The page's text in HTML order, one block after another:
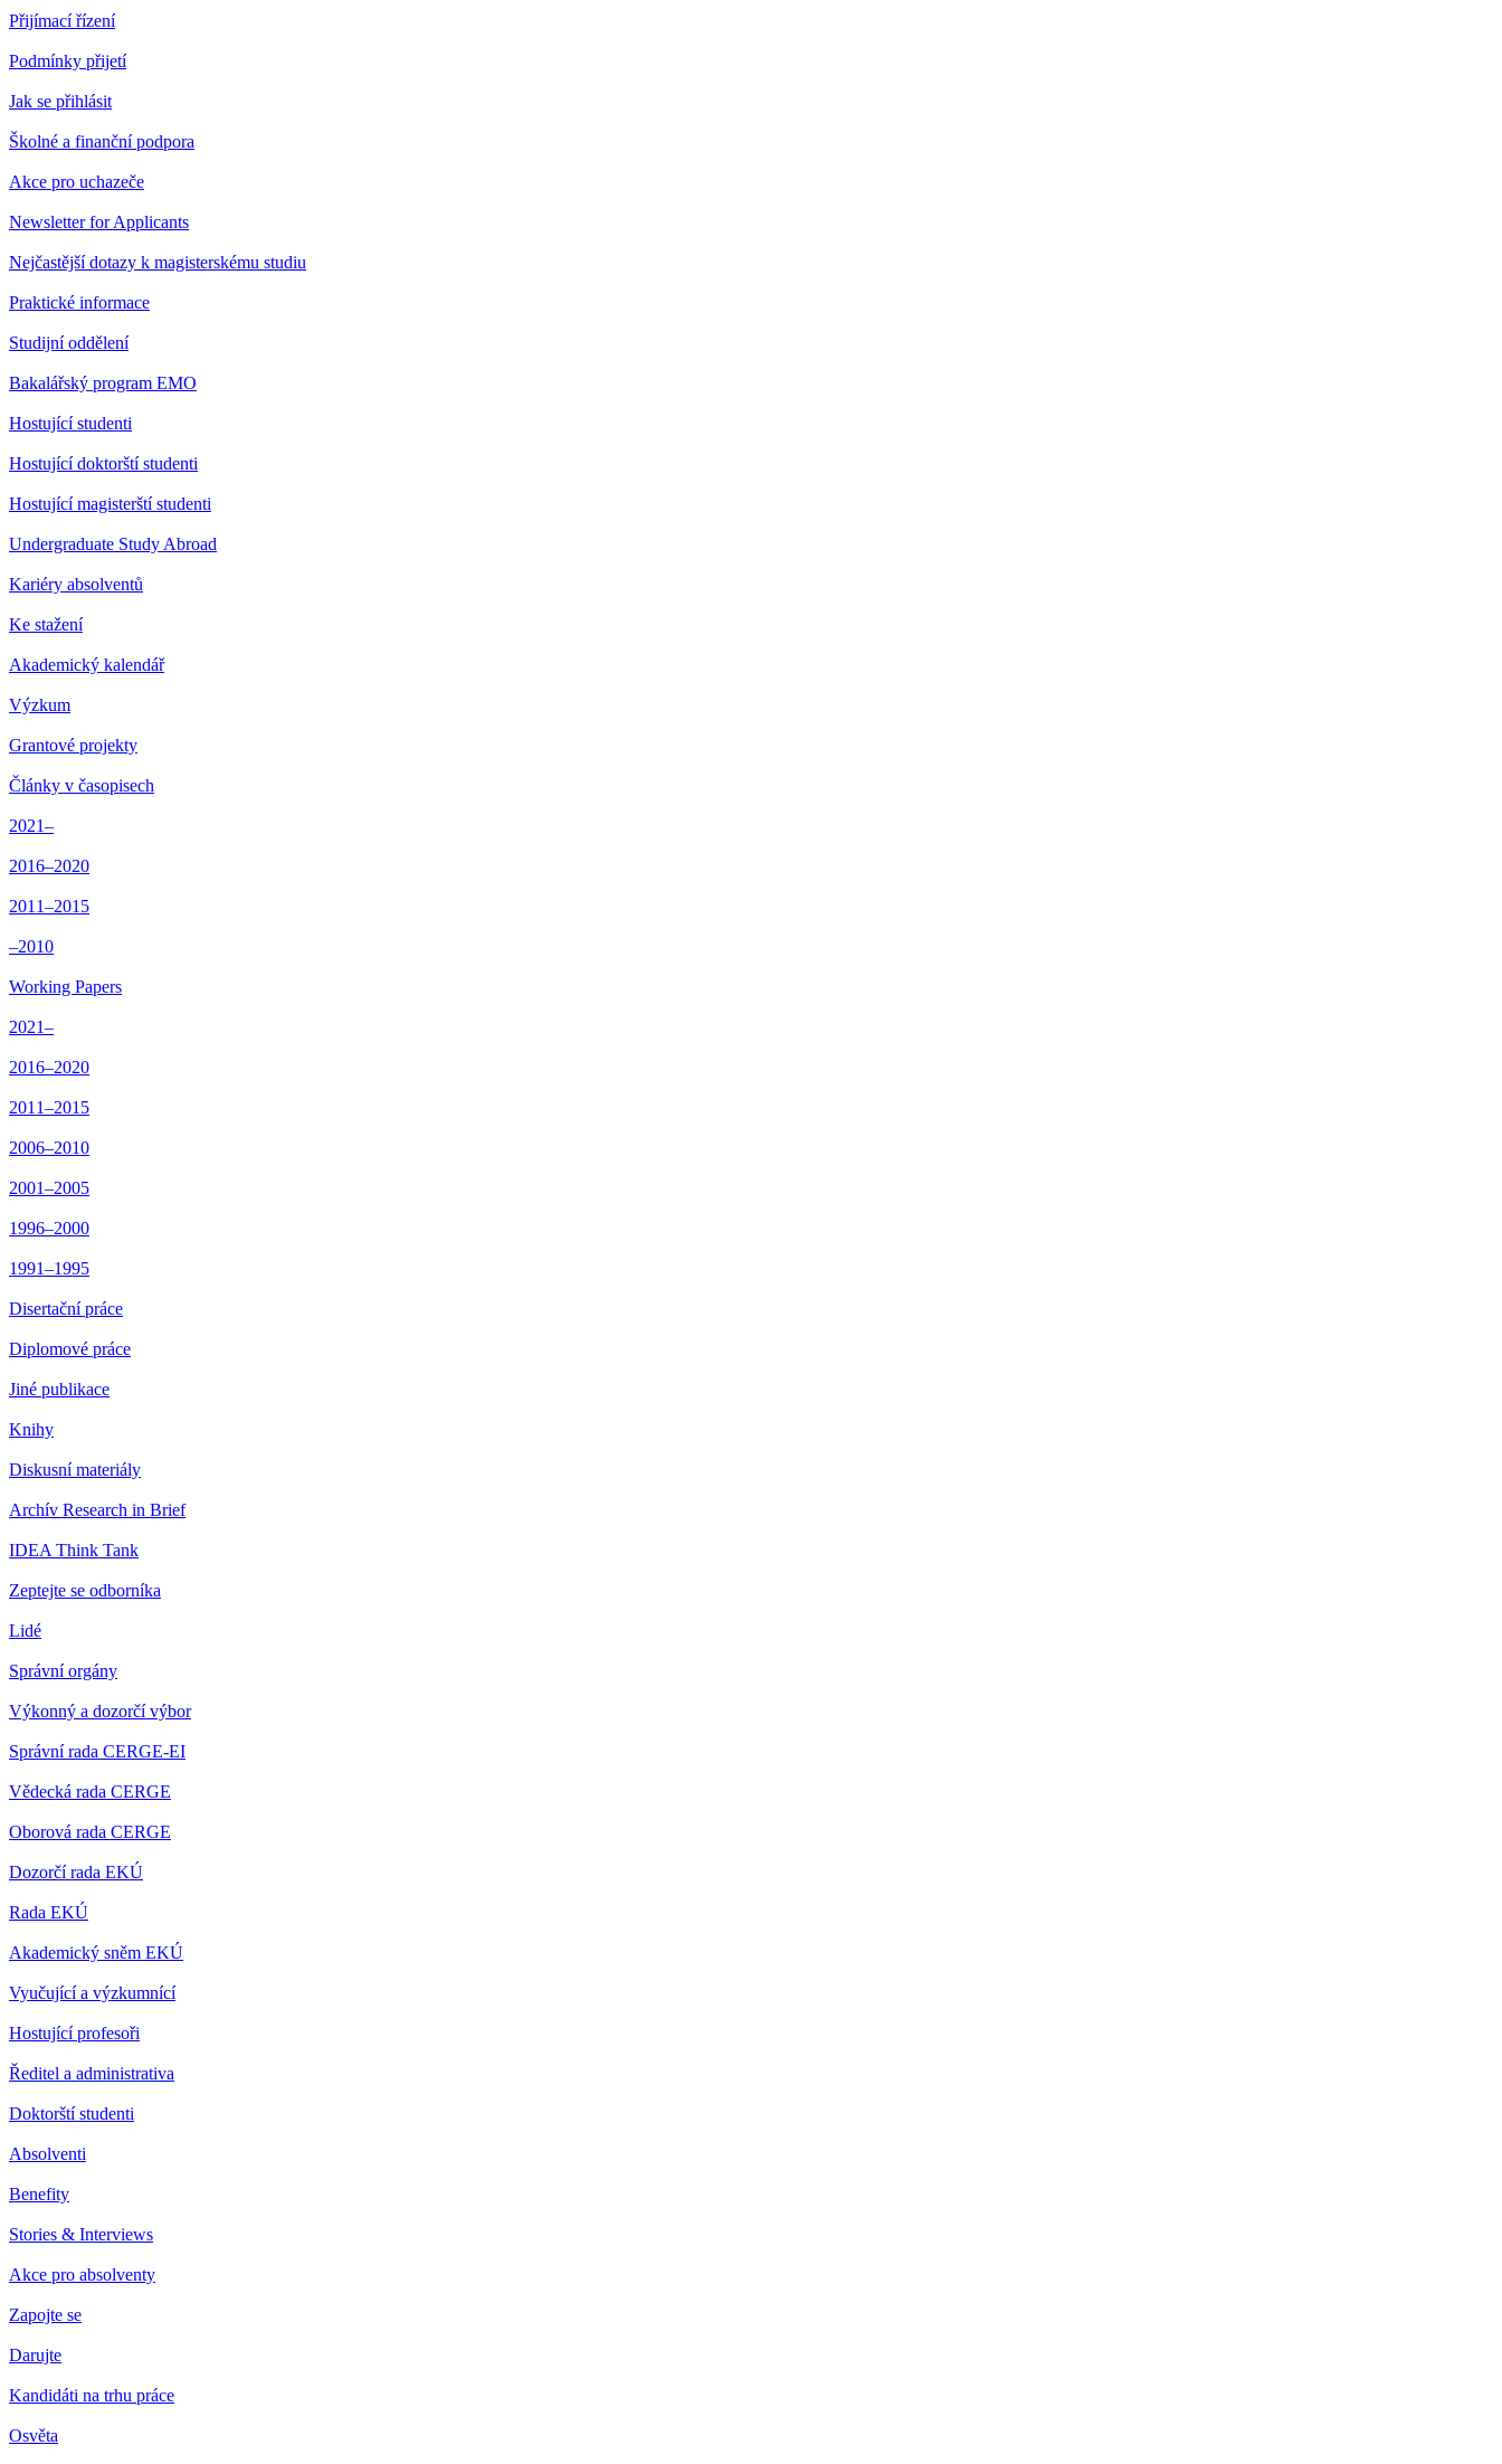
Přijímací řízení
Podmínky přijetí
Jak se přihlásit
Školné a finanční podpora
Akce pro uchazeče
Newsletter for Applicants
Nejčastější dotazy k magisterskému studiu
Praktické informace
Studijní oddělení
Bakalářský program EMO
Hostující studenti
Hostující doktorští studenti
Hostující magisterští studenti
Undergraduate Study Abroad
Kariéry absolventů
Ke stažení
Akademický kalendář
Výzkum
Grantové projekty
Články v časopisech
2021–
2016–2020
2011–2015
–2010
Working Papers
2021–
2016–2020
2011–2015
2006–2010
2001–2005
1996–2000
1991–1995
Disertační práce
Diplomové práce
Jiné publikace
Knihy
Diskusní materiály
Archív Research in Brief
IDEA Think Tank
Zeptejte se odborníka
Lidé
Správní orgány
Výkonný a dozorčí výbor
Správní rada CERGE-EI
Vědecká rada CERGE
Oborová rada CERGE
Dozorčí rada EKÚ
Rada EKÚ
Akademický sněm EKÚ
Vyučující a výzkumnící
Hostující profesoři
Ředitel a administrativa
Doktorští studenti
Absolventi
Benefity
Stories & Interviews
Akce pro absolventy
Zapojte se
Darujte
Kandidáti na trhu práce
Osvěta